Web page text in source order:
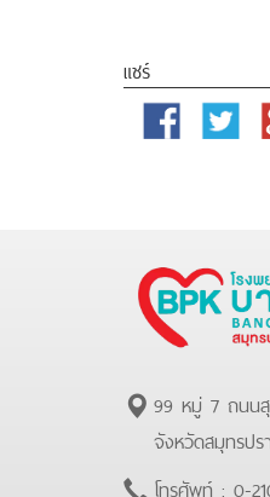
แชร์
Facebook Twitter
99 หมู่ 7 ถนนสุ
จังหวัดสมุทรปร
โทรศัพท์ : 0-